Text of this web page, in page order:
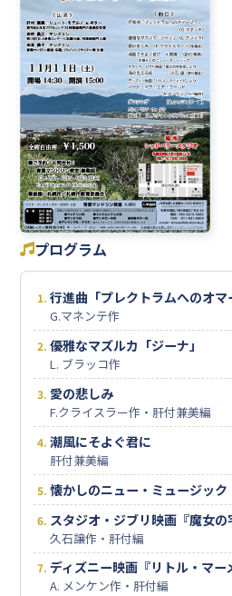
プログラム
行進曲「プレクトラムへのオマ
G.マネンテ作
優雅なマズルカ「ジーナ」
L. ブラッコ作
愛の悲しみ
F.クライスラー作・肝付兼美編
潮風にそよぐ君に
肝付兼美編
懐かしのニュー・ミュージック
スタジオ・ジブリ映画『魔女
久石譲作・肝付編
ディズニー映画『リトル・マ
A. メンケン作・肝付編